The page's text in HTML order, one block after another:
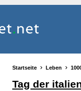
Startseite Leben
Tag der